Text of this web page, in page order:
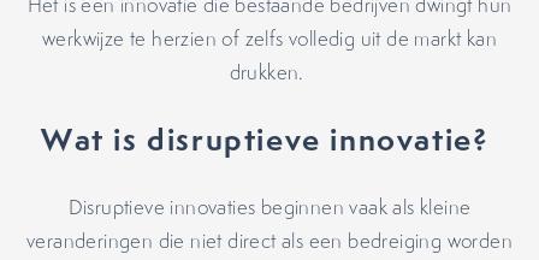
werkwijze te herzien of zelfs volledig uit de markt kan
drukken.
Wat is disruptieve innovatie?
Disruptieve innovaties beginnen vaak als kleine
veranderingen die niet direct als een bedreiging worden